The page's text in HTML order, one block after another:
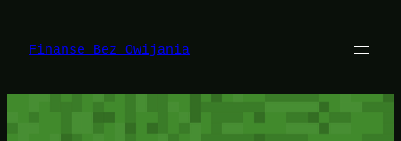
treści
Finanse Bez Owijania